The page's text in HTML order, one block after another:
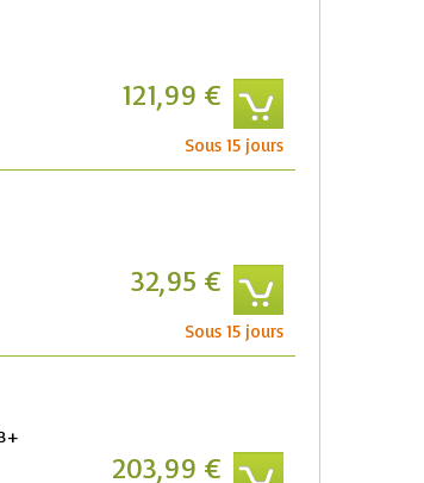
Sous 15 jours
121,99 €
Sous 15 jours
32,95 €
203,99 €